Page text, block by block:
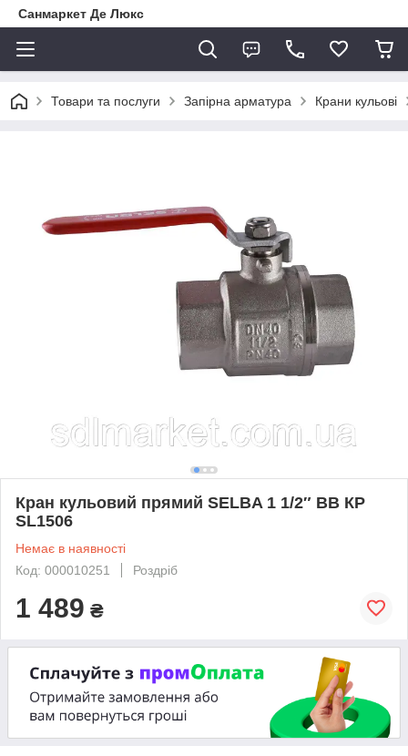
Санмаркет Де Люкс
Товари та послуги Запірна арматура Крани кульові
Кран кульовий прямий SELBA 1 1/2″ ВВ КР
SL1506
Немає в наявності
Код: 000010251
Роздріб
1 489 ₴